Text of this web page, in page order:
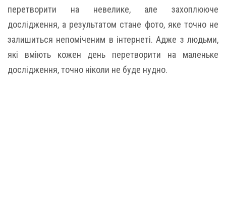
перетворити на невелике, але захоплююче
дослідження, а результатом стане фото, яке точно не
залишиться непоміченим в інтернеті. Адже з людьми,
які вміють кожен день перетворити на маленьке
дослідження, точно ніколи не буде нудно.